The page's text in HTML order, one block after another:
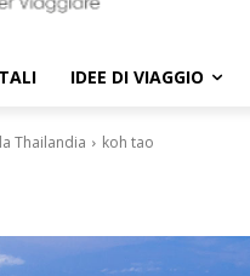
IDEE DI VIAGGIO
Thailandia koh tao